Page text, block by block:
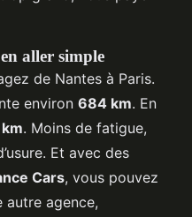
aller simple
de Nantes à Paris.
environ 684 km. En
. Moins de fatigue,
Et avec des
Cars, vous pouvez
autre agence,